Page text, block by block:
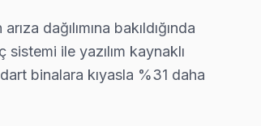
dağılımına bakıldığında
ile yazılım kaynaklı
binalara kıyasla %31 daha